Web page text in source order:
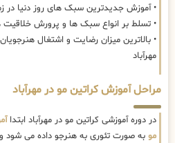
• آموزش جدیدترین سبک های روز دنیا در
• تسلط بر انواع سبک ها و پرورش خلاقیت
• بالاترین میزان رضایت و اشتغال
مهرآباد
مراحل آموزش کراتین مو در مهرآباد
در دوره آموزشی کراتین مو در مهرآباد ابتدا
مو به صورت تئوری به هنرجو داده می شود